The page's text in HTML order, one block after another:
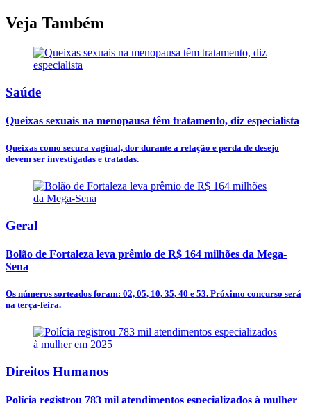
Veja Também
Saúde
Queixas sexuais na menopausa têm tratamento, diz especialista
Queixas como secura vaginal, dor durante a relação e perda de desejo
devem ser investigadas e tratadas.
Geral
Bolão de Fortaleza leva prêmio de R$ 164 milhões da Mega-
Sena
Os números sorteados foram: 02, 05, 10, 35, 40 e 53. Próximo concurso será
na terça-feira.
Direitos Humanos
Polícia registrou 783 mil atendimentos especializados à mulher